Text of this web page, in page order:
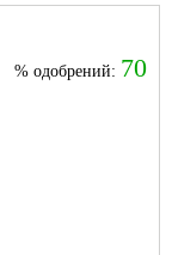
% одобрений: 70